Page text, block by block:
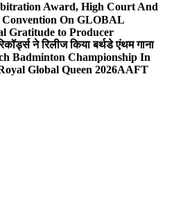
Award, High Court And
Convention On GLOBAL
Gratitude to Producer
ने रिलीज किया बर्थडे एंथम गाना
Badminton Championship In
Global Queen 2026AAFT